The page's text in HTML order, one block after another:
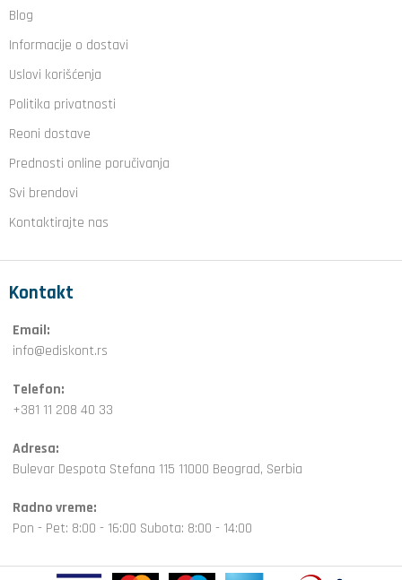
Blog
Informacije o dostavi
Uslovi korišćenja
Politika privatnosti
Reoni dostave
Prednosti online poručivanja
Svi brendovi
Kontaktirajte nas
Kontakt
Email:
info@ediskont.rs
Telefon:
+381 11 208 40 33
Adresa:
Bulevar Despota Stefana 115 11000 Beograd, Serbia
Radno vreme:
Pon - Pet: 8:00 - 16:00 Subota: 8:00 - 14:00